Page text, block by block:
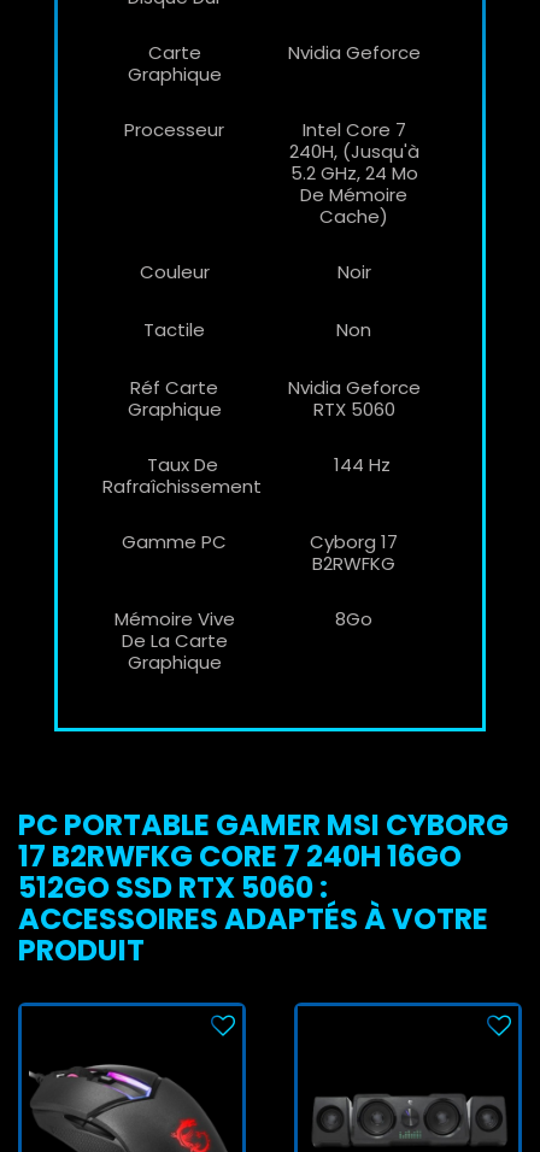
Carte
Graphique
Nvidia Geforce
Processeur
Intel Core 7
240H, (jusqu'à
5.2 GHz, 24 Mo
De Mémoire
Cache)
Couleur Noir
Tactile Non
Réf Carte
Graphique
Nvidia Geforce
RTX 5060
Taux De
Rafraîchissement
144 Hz
Gamme PC
Cyborg 17
B2RWFKG
Mémoire Vive
De La Carte
Graphique
8Go
PC PORTABLE GAMER MSI CYBORG
17 B2RWFKG CORE 7 240H 16GO
512GO SSD RTX 5060 :
ACCESSOIRES ADAPTÉS À VOTRE
PRODUIT